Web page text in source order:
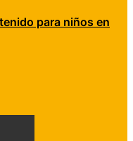
para niños en